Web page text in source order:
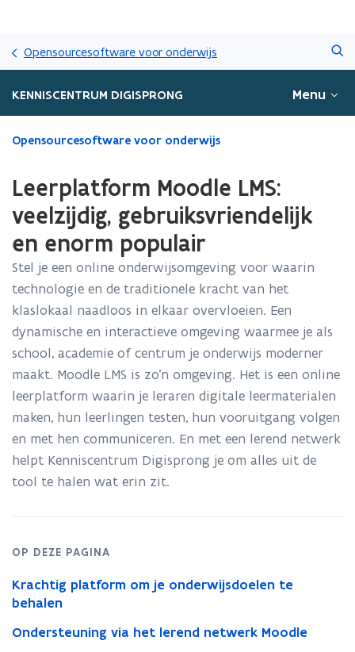
naar
gaan
Opensourcesoftware voor onderwijs
KENNISCENTRUM DIGISPRONG Menu
Gedaan
zich
op:
Leerplatform
Moodle
LMS:
veelzijdig,
gebruiksvriendelijk
enorm
populair
Opensourcesoftware voor onderwijs
Leerplatform Moodle LMS:
veelzijdig, gebruiksvriendelijk
en enorm populair
Stel je een online onderwijsomgeving voor waarin
technologie en de traditionele kracht van het
klaslokaal naadloos in elkaar overvloeien. Een
dynamische en interactieve omgeving waarmee je als
school, academie of centrum je onderwijs moderner
maakt. Moodle LMS is zo’n omgeving. Het is een online
leerplatform waarin je leraren digitale leermaterialen
maken, hun leerlingen testen, hun vooruitgang volgen
en met hen communiceren. En met een lerend netwerk
helpt Kenniscentrum Digisprong je om alles uit de
tool te halen wat erin zit.
OP DEZE PAGINA
Krachtig platform om je onderwijsdoelen te
behalen
Ondersteuning via het lerend netwerk Moodle